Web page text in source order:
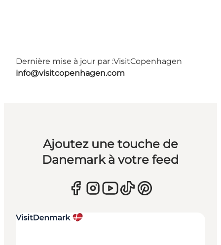
Dernière mise à jour par :VisitCopenhagen
info@visitcopenhagen.com
Ajoutez une touche de
Danemark à votre feed